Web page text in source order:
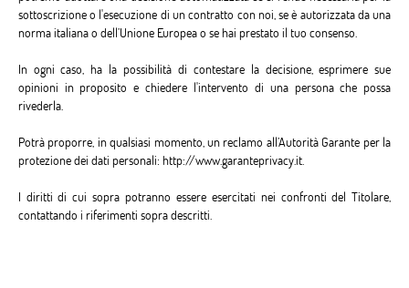
sottoscrizione o l'esecuzione di un contratto con noi, se è autorizzata da una
norma italiana o dell’Unione Europea o se hai prestato il tuo consenso.
In ogni caso, ha la possibilità di contestare la decisione, esprimere sue
opinioni in proposito e chiedere l'intervento di una persona che possa
rivederla.
Potrà proporre, in qualsiasi momento, un reclamo all’Autorità Garante per la
protezione dei dati personali: http://www.garanteprivacy.it.
I diritti di cui sopra potranno essere esercitati nei confronti del Titolare,
contattando i riferimenti sopra descritti.